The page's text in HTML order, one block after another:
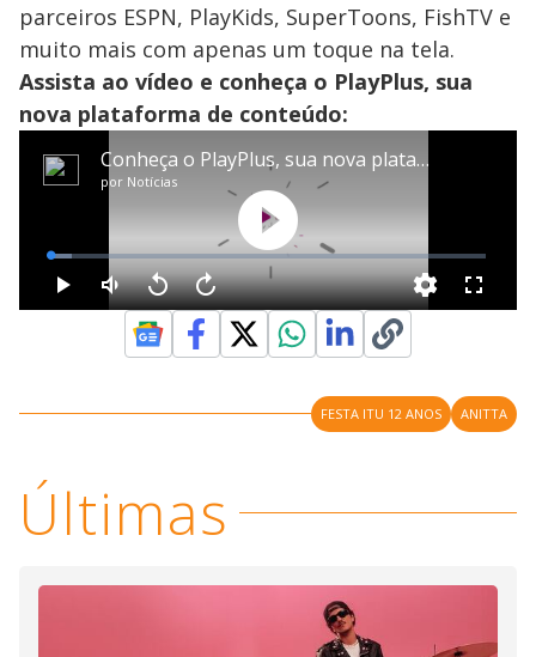
parceiros ESPN, PlayKids, SuperToons, FishTV e
muito mais com apenas um toque na tela.
Assista ao vídeo e conheça o PlayPlus, sua
nova plataforma de conteúdo:
FESTA ITU 12 ANOS ANITTA
Últimas